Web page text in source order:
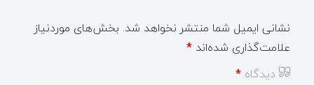
نشانی ایمیل شما منتشر نخواهد شد. بخش‌های موردنیاز
علامت‌گذاری شده‌اند *
دیدگاه *